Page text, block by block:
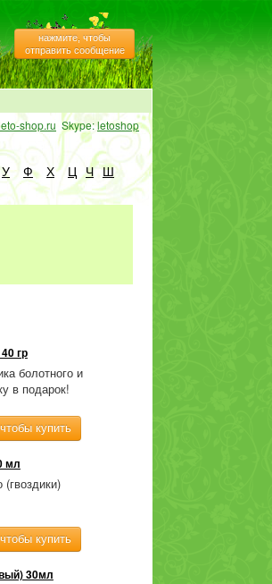
нажмите, чтобы
отправить сообщение
shop.ru Skype:letoshop
У Ф Х Ц Ч Ш
гр
болотного и
в подарок!
купить
мл
купить
30мл